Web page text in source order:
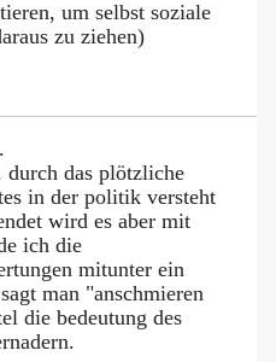
um selbst soziale
zu ziehen)
das plötzliche
in der politik versteht
wird es aber mit
ich die
mitunter ein
man "anschmieren
die bedeutung des